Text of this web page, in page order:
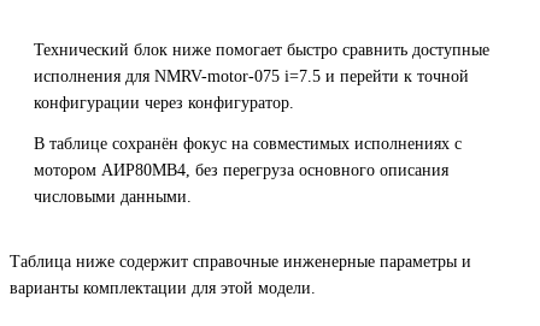
Технический блок ниже помогает быстро сравнить доступные
исполнения для NMRV-motor-075 i=7.5 и перейти к точной
конфигурации через конфигуратор.
В таблице сохранён фокус на совместимых исполнениях с
мотором АИР80MB4, без перегруза основного описания
числовыми данными.
Таблица ниже содержит справочные инженерные параметры и
варианты комплектации для этой модели.